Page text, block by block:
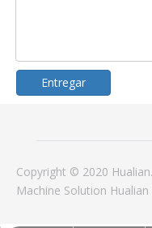
Entregar
Copyright © 2020
Machine Solution